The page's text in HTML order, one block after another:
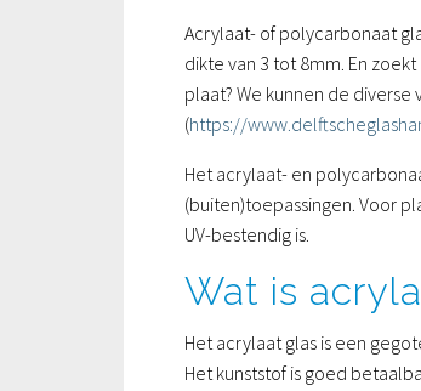
Acrylaat- of polycarbonaat
dikte van 3 tot 8mm. En
plaat? We kunnen de
(https://
Het acrylaat- en
(buiten)toepassingen. Voor
UV-bestendig is.
Wat is
Het acrylaat glas is een
Het kunststof is goed